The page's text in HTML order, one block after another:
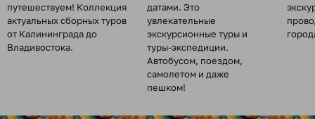
путешествуем! Коллекция
актуальных сборных туров
от Калининграда до
Владивостока.
датами. Это
увлекательные
экскурсионные туры и
туры-экспедиции.
Автобусом, поездом,
самолетом и даже
пешком!